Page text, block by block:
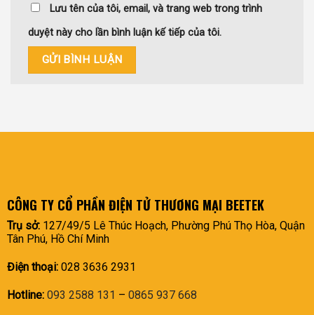
Lưu tên của tôi, email, và trang web trong trình
duyệt này cho lần bình luận kế tiếp của tôi.
CÔNG TY CỔ PHẦN ĐIỆN TỬ THƯƠNG MẠI BEETEK
Trụ sở:127/49/5 Lê Thúc Hoạch, Phường Phú Thọ Hòa, Quận
Tân Phú, Hồ Chí Minh
Điện thoại:028 3636 2931
Hotline: 093 2588 131 – 0865 937 668